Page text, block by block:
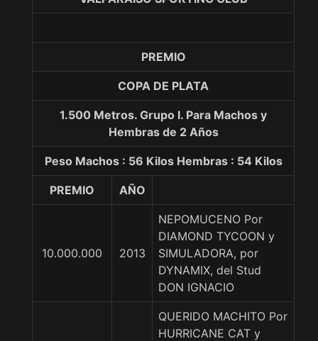
PREMIO
COPA DE PLATA
1.500 Metros. Grupo I. Para Machos y
Hembras de 2 Años
Peso Machos : 56 Kilos Hembras : 54 Kilos
PREMIO AÑO
10.000.000 2013
NEPOMUCENO Por
DIAMOND TYCOON y
SIMULADORA, por
DYNAMIX, del Stud
DON IGNACIO
QUERIDO MACHITO Por
HURRICANE CAT y